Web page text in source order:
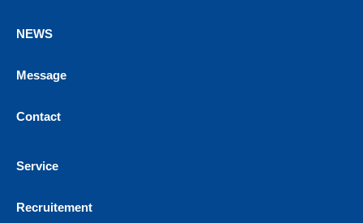
NEWS
Message
Contact
Service
Recruitement